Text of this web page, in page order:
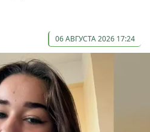
06 АВГУСТА 2026 17:24